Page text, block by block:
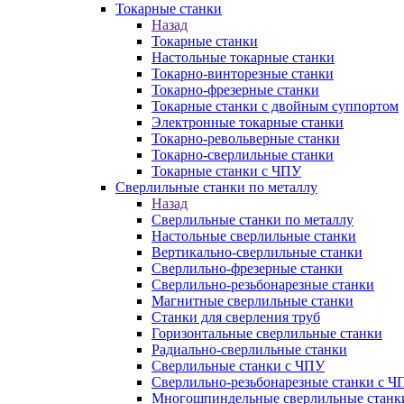
Токарные станки
Назад
Токарные станки
Настольные токарные станки
Токарно-винторезные станки
Токарно-фрезерные станки
Токарные станки с двойным суппортом
Электронные токарные станки
Токарно-револьверные станки
Токарно-сверлильные станки
Токарные станки с ЧПУ
Сверлильные станки по металлу
Назад
Сверлильные станки по металлу
Настольные сверлильные станки
Вертикально-сверлильные станки
Сверлильно-фрезерные станки
Сверлильно-резьбонарезные станки
Магнитные сверлильные станки
Станки для сверления труб
Горизонтальные сверлильные станки
Радиально-сверлильные станки
Сверлильные станки с ЧПУ
Сверлильно-резьбонарезные станки с
Многошпиндельные сверлильные